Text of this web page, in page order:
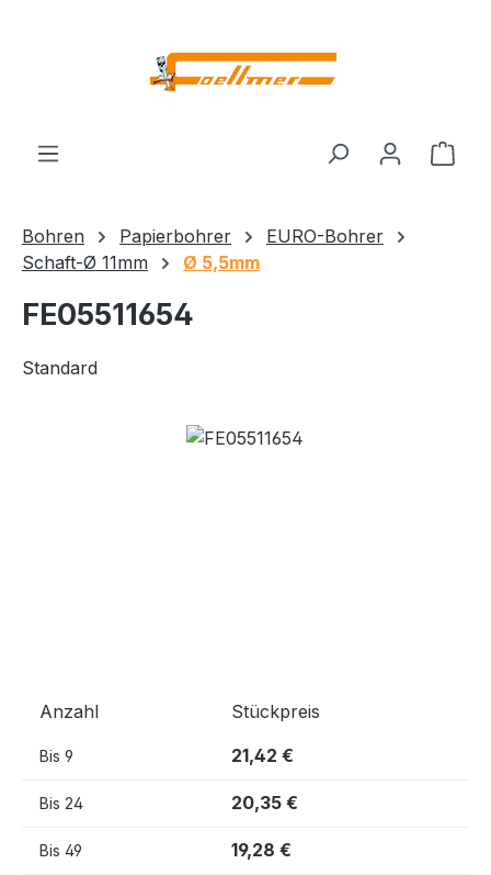
Bohren Papierbohrer
EURO-Bohrer
Schaft-Ø 11mm
Ø 5,5mm
FE05511654
Standard
Bildergalerie überspringen
Anzahl Stückpreis
Bis 9 21,42 €
Bis 24 20,35 €
Bis 49 19,28 €